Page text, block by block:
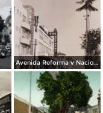
Avenida Reforma y Nacional